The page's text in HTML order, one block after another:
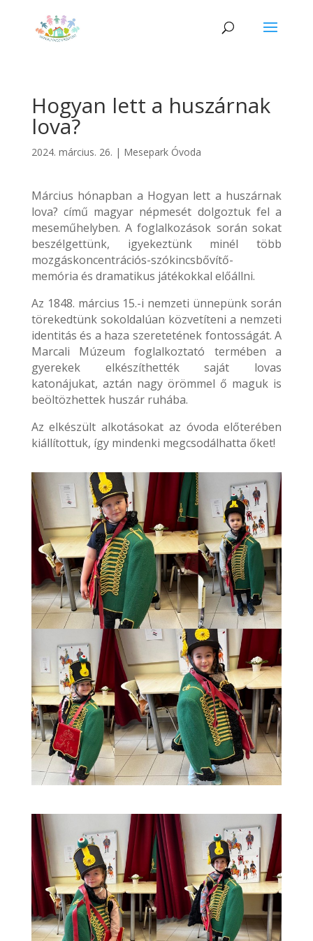
Hogyan lett a huszárnak
lova?
2024. március. 26. | Mesepark Óvoda
Március hónapban a Hogyan lett a huszárnak
lova? című magyar népmesét dolgoztuk fel a
meseműhelyben. A foglalkozások során sokat
beszélgettünk, igyekeztünk minél több
mozgáskoncentrációs-szókincsbővítő-
memória és dramatikus játékokkal előállni.
Az 1848. március 15.-i nemzeti ünnepünk során
törekedtünk sokoldalúan közvetíteni a nemzeti
identitás és a haza szeretetének fontosságát. A
Marcali Múzeum foglalkoztató termében a
gyerekek elkészíthették saját lovas
katonájukat, aztán nagy örömmel ő maguk is
beöltözhettek huszár ruhába.
Az elkészült alkotásokat az óvoda előterében
kiállítottuk, így mindenki megcsodálhatta őket!